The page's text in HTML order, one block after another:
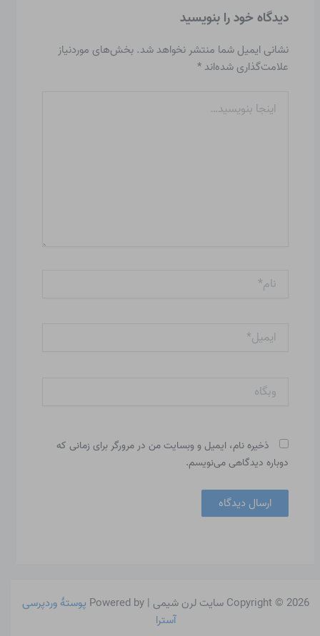
دیدگاه‌ خود را بنویسید
نشانی ایمیل شما منتشر نخواهد شد. بخش‌های موردنیاز
علامت‌گذاری شده‌اند*
بنویسید…
ایمیل*
ذخیره نام، ایمیل و وبسایت من در مرورگر برای زمانی که
دوباره دیدگاهی می‌نویسم.
Copyright © 2026 سایت لرن شیمی | Powered by
پوستهٔ وردپرسی
آسترا